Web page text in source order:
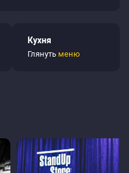
Кухня
Глянуть меню